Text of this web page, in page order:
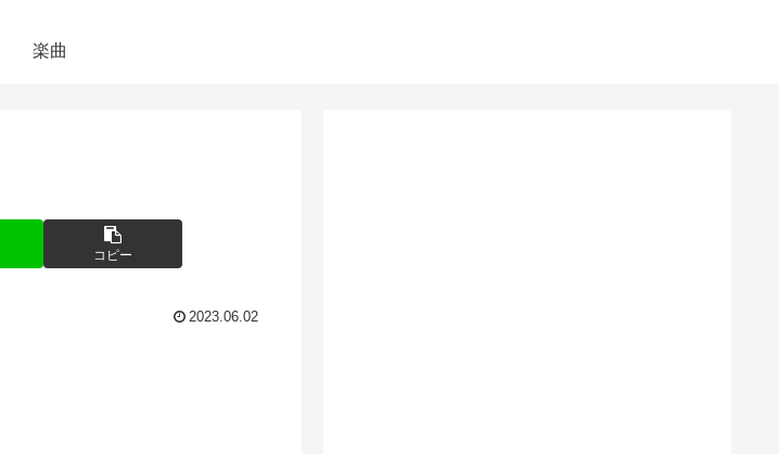
楽曲
コピー
2023.06.02